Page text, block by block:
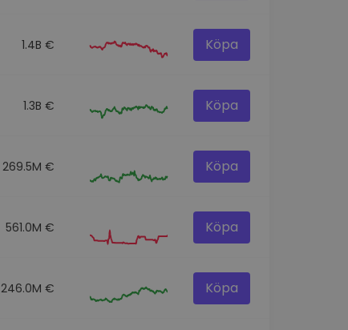
1.4B € Köpa
1.3B € Köpa
269.5M € Köpa
561.0M € Köpa
246.0M € Köpa